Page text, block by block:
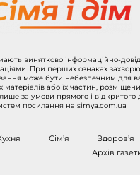
винятково інформаційно-
При перших ознаках
може бути небезпечним для
або їх частин,
лише за умови прямого і
посилання на simya.com.ua
Сім’я Здоров’я
Архів